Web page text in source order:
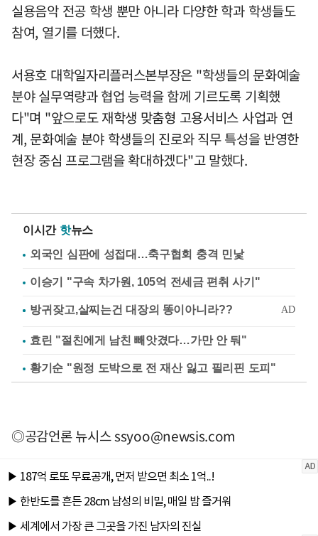
실용음악 전공 학생 뿐만 아니라 다양한 학과 학생들도
참여, 열기를 더했다.
서용호 대학일자리플러스본부장은 "학생들의 문화예술
분야 실무역량과 협업 능력을 함께 기르도록 기획했
다"며 "앞으로도 재학생 맞춤형 고용서비스 사업과 연
계, 문화예술 분야 학생들의 진로와 직무 특성을 반영한
현장 중심 프로그램을 확대하겠다"고 말했다.
이시간 핫뉴스
외국인 심판에 성접대…축구협회 충격 민낯
이승기 "구속 차가원, 105억 전세금 편취 사기"
효린 "절친에게 남친 빼앗겼다…가만 안 둬"
황기순 "원정 도박으로 전 재산 잃고 필리핀 도피"
◎공감언론 뉴시스ssyoo@newsis.com